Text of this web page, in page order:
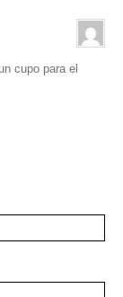
cupo para el